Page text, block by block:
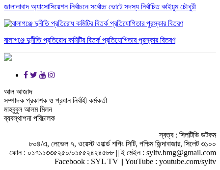
জালালাবাদ অ্যাসোসিয়েশন নির্বাচনে সর্বোচ্চ ভোটে সদস্য নির্বাচিত কাইয়ুম চৌধুরী
বালাগঞ্জে দুর্নীতি প্রতিরোধ কমিটির বিতর্ক প্রতিযোগিতার পুরস্কার বিতরণ
আল আজাদ
সম্পাদক প্রকাশক ও প্রধান নির্বাহী কর্মকর্তা
মাহবুবুল আলম মিলন
ব্যবস্থাপনা পরিচালক
স্বত্ব : সিলটিভি ডটকম
৮০৪/এ, লেভেল ৭, ওয়েস্ট ওয়ার্ল্ড শপিং সিটি, পশ্চিম জিন্দাবাজার, সিলেট ৩১০০
ফোন : ০১৭১১৩৩৫২৫০/০১৫৫২৪২৪৫৮৮ || ই মেইল : syltv.bmg@gmail.com
Facebook : SYL TV || YouTube : youtube.com/syltv